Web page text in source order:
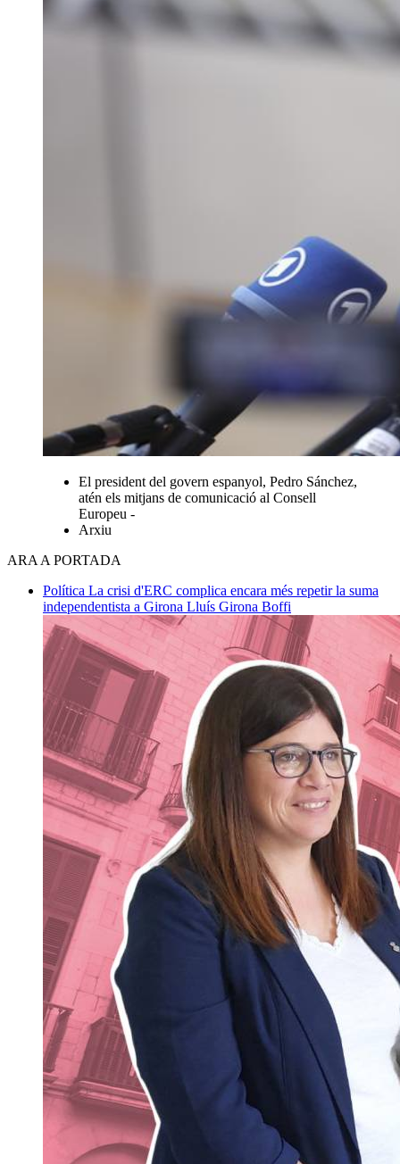
El president del govern espanyol, Pedro Sánchez,
atén els mitjans de comunicació al Consell
Europeu -
Arxiu
ARA A PORTADA
Política La crisi d'ERC complica encara més repetir la suma
independentista a Girona Lluís Girona Boffi